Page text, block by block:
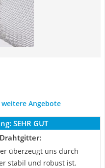
Angebote
SEHR GUT
überzeugt uns durch
stabil und robust ist.